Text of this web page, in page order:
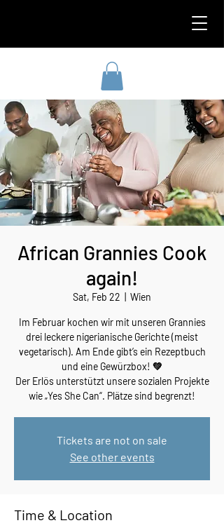
African Grannies Cook
again!
Sat, Feb 22 Wien
Im Februar kochen wir mit unseren Grannies
drei leckere nigerianische Gerichte (meist
vegetarisch). Am Ende gibt’s ein Rezeptbuch
und eine Gewürzbox! 💚
Der Erlös unterstützt unsere sozialen Projekte
wie „Yes She Can“. Plätze sind begrenzt!
Tickets are not on sale
See other events
Time & Location